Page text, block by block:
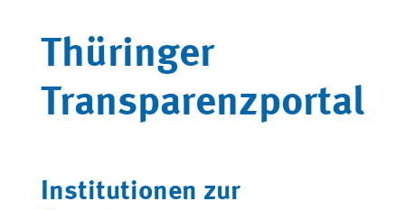
Thüringer
Transparenzportal
Institutionen zur